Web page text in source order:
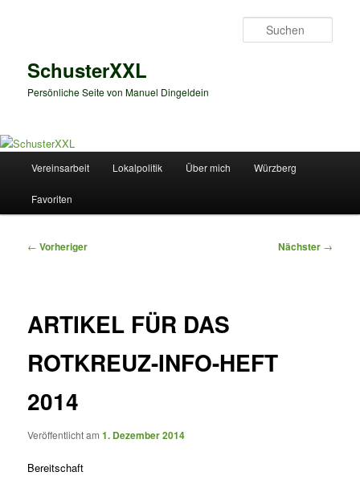
SchusterXXL
Persönliche Seite von Manuel Dingeldein
Vereinsarbeit Lokalpolitik Über mich Würzberg
Favoriten
Beitragsnavigation
← Vorheriger Nächster →
ARTIKEL FÜR DAS
ROTKREUZ-INFO-HEFT
2014
Veröffentlicht am1. Dezember 2014
Bereitschaft